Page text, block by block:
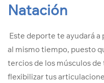
Natación
Este deporte te ayudará
al mismo tiempo, puesto
tercios de los músculos de
flexibilizar tus